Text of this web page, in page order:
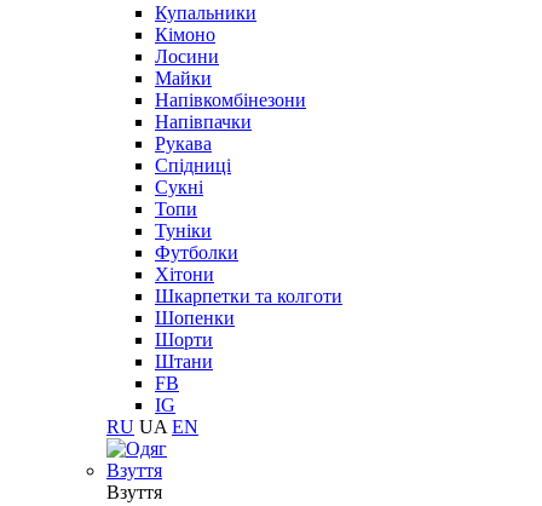
Купальники
Кімоно
Лосини
Майки
Напівкомбінезони
Напівпачки
Рукава
Спідниці
Сукні
Топи
Туніки
Футболки
Хітони
Шкарпетки та колготи
Шопенки
Шорти
Штани
FB
IG
RU UA EN
Взуття
Взуття